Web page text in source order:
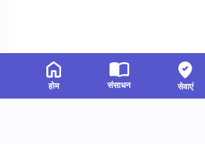
होम संसाधन सेवाएं